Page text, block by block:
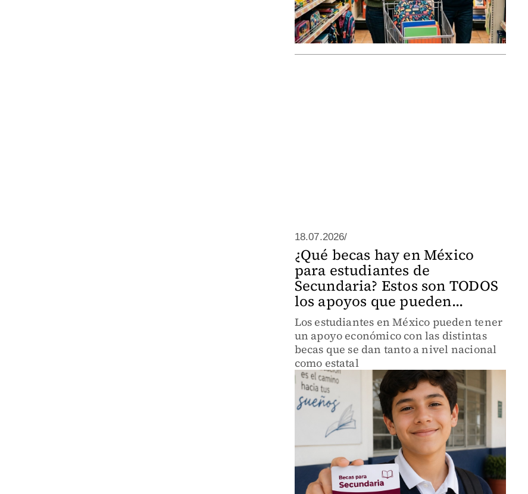
18.07.2026/
¿Qué becas hay en México
para estudiantes de
Secundaria? Estos son TODOS
los apoyos que pueden...
Los estudiantes en México pueden tener
un apoyo económico con las distintas
becas que se dan tanto a nivel nacional
como estatal